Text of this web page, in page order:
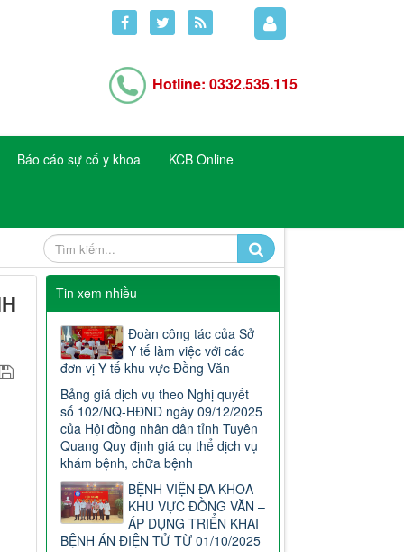
Hotline: 0332.535.115
Báo cáo sự cố y khoa KCB Online
Tin xem nhiều
Đoàn công tác của Sở
Y tế làm việc với các
đơn vị Y tế khu vực Đồng Văn
Bảng giá dịch vụ theo Nghị quyết
số 102/NQ-HĐND ngày 09/12/2025
của Hội đồng nhân dân tỉnh Tuyên
Quang Quy định giá cụ thể dịch vụ
khám bệnh, chữa bệnh
BỆNH VIỆN ĐA KHOA
KHU VỰC ĐỒNG VĂN –
ÁP DỤNG TRIỂN KHAI
BỆNH ÁN ĐIỆN TỬ TỪ 01/10/2025